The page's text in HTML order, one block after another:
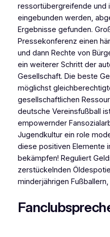
ressortübergreifende und
eingebunden werden,
Ergebnisse gefunden.
Pressekonferenz einen
und dann Rechte von
ein weiterer Schritt der
Gesellschaft. Die beste
möglichst
gesellschaftlichen
deutsche Vereinsfußball
empowernder
Jugendkultur ein role
diese positiven Elemente
bekämpfen! Reguliert
zerstückelnden
minderjährigen